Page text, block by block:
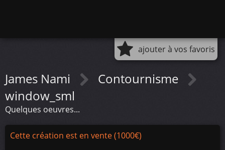
ajouter à vos favoris
James Nami
Contournisme
window_sml
Quelques oeuvres...
Cette création est en vente (1000€)